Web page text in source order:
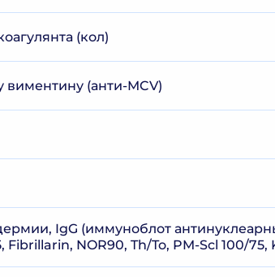
(кол)
(анти-MCV)
IgG (иммуноблот
Fibrillarin, NOR90, Th/To, PM-Scl 100/75,